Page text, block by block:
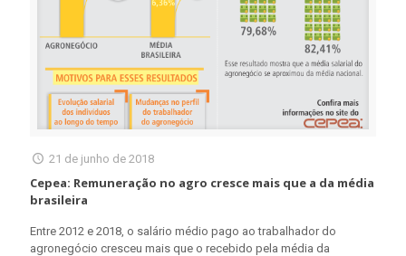
21 de junho de 2018
Cepea: Remuneração no agro cresce mais que a da média
brasileira
Entre 2012 e 2018, o salário médio pago ao trabalhador do
agronegócio cresceu mais que o recebido pela média da